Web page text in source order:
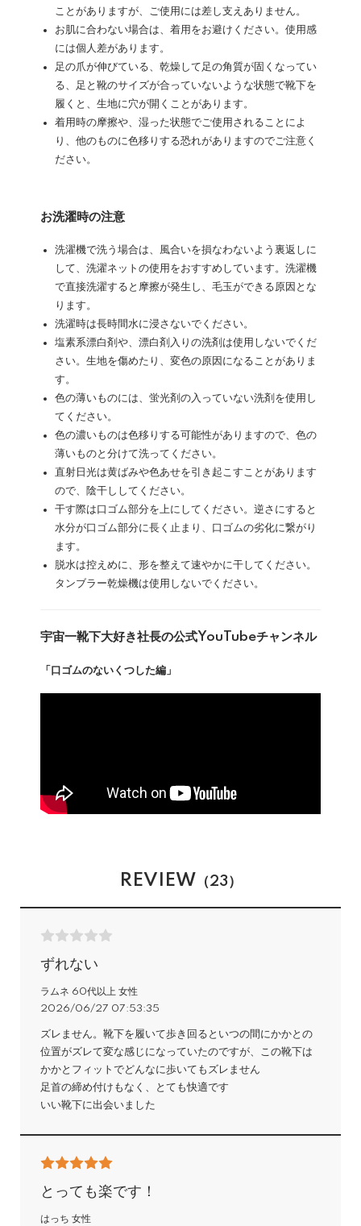
ことがありますが、ご使用には差し支えありません。
お肌に合わない場合は、着用をお避けください。使用感
には個人差があります。
足の爪が伸びている、乾燥して足の角質が固くなってい
る、足と靴のサイズが合っていないような状態で靴下を
履くと、生地に穴が開くことがあります。
着用時の摩擦や、湿った状態でご使用されることによ
り、他のものに色移りする恐れがありますのでご注意く
ださい。
お洗濯時の注意
洗濯機で洗う場合は、風合いを損なわないよう裏返しに
して、洗濯ネットの使用をおすすめしています。洗濯機
で直接洗濯すると摩擦が発生し、毛玉ができる原因とな
ります。
洗濯時は長時間水に浸さないでください。
塩素系漂白剤や、漂白剤入りの洗剤は使用しないでくだ
さい。生地を傷めたり、変色の原因になることがありま
す。
色の薄いものには、蛍光剤の入っていない洗剤を使用し
てください。
色の濃いものは色移りする可能性がありますので、色の
薄いものと分けて洗ってください。
直射日光は黄ばみや色あせを引き起こすことがあります
ので、陰干ししてください。
干す際は口ゴム部分を上にしてください。逆さにすると
水分が口ゴム部分に長く止まり、口ゴムの劣化に繋がり
ます。
脱水は控えめに、形を整えて速やかに干してください。
タンブラー乾燥機は使用しないでください。
宇宙一靴下大好き社長の公式YouTubeチャンネル
「口ゴムのないくつした編」
REVIEW （23）
ずれない
ラムネ 60代以上 女性
2026/06/27 07:53:35
ズレません。靴下を履いて歩き回るといつの間にかかとの
位置がズレて変な感じになっていたのですが、この靴下は
かかとフィットでどんなに歩いてもズレません
足首の締め付けもなく、とても快適です
いい靴下に出会いました
とっても楽です！
はっち 女性